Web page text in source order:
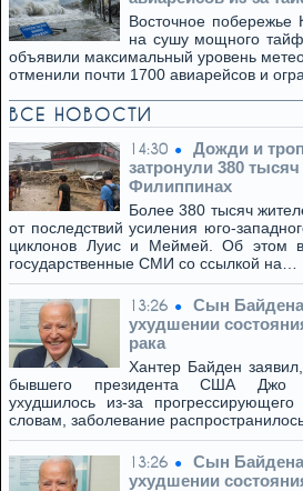
Восточное побережье
на сушу мощного
объявили максимальный уровень
отменили почти 1700 авиарейсов и
ВСЕ НОВОСТИ
14:30
Дожди и
затронули 380
Филиппинах
Более 380 тысяч
от последствий усиления юго-
циклонов Луис и Меймей. Об этом в
государственные СМИ со ссылкой на…
13:26
Сын
ухудшении
рака
Хантер Байден
бывшего президента США Джо
ухудшилось из-за
словам, заболевание
13:26
Сын
ухудшении